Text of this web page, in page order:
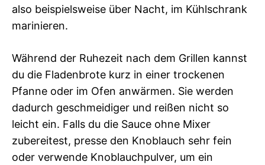
also beispielsweise über Nacht, im Kühlschrank
marinieren.
Während der Ruhezeit nach dem Grillen kannst
du die Fladenbrote kurz in einer trockenen
Pfanne oder im Ofen anwärmen. Sie werden
dadurch geschmeidiger und reißen nicht so
leicht ein. Falls du die Sauce ohne Mixer
zubereitest, presse den Knoblauch sehr fein
oder verwende Knoblauchpulver, um ein